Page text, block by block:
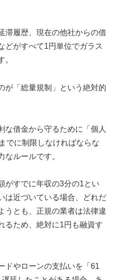
滞履歴、現在の他社からの借
どがすべて1円単位でガラス
。
が「総量規制」という絶対的
な借金から守るために「個人
でに制限しなければならな
なルールです。
がすでに年収の3分の1とい
は近づいている場合、どれだ
うとも、正規の業者は法律違
るため、絶対に1円も融資す
ドやローンの支払いを「61